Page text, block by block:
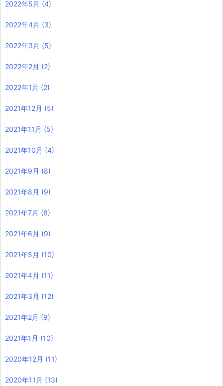
2022年5月 (4)
2022年4月 (3)
2022年3月 (5)
2022年2月 (2)
2022年1月 (2)
2021年12月 (5)
2021年11月 (5)
2021年10月 (4)
2021年9月 (8)
2021年8月 (9)
2021年7月 (8)
2021年6月 (9)
2021年5月 (10)
2021年4月 (11)
2021年3月 (12)
2021年2月 (9)
2021年1月 (10)
2020年12月 (11)
2020年11月 (13)